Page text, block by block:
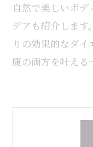
自然で美しいボデ
デアも紹介しま
りの効果的なダ
康の両方を叶える